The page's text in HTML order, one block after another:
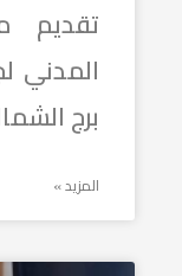
تقديم
المدني
برج
المزيد »